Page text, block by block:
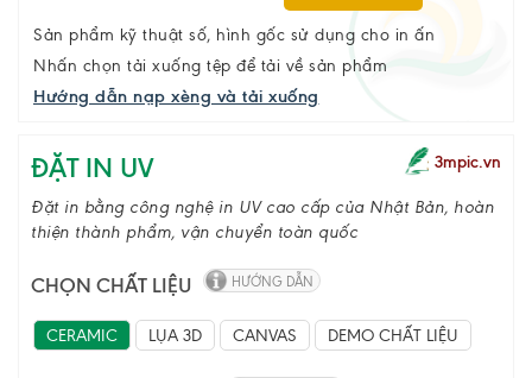
Sản phẩm kỹ thuật số, hình gốc sử dụng cho in ấn
Nhấn chọn tải xuống tệp để tải về sản phẩm
Hướng dẫn nạp xèng và tải xuống
ĐẶT IN UV 3mpic.vn
Đặt in bằng công nghệ in UV cao cấp của Nhật Bản, hoàn
thiện thành phẩm, vận chuyển toàn quốc
CHỌN CHẤT LIỆU HƯỚNG DẪN
CERAMIC LỤA 3D CANVAS DEMO CHẤT LIỆU